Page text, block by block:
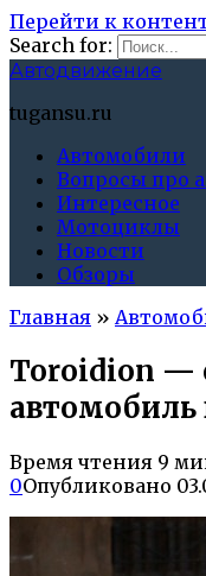
Перейти к
Search for:
Автодвижение
tugansu.ru
Автомобили
Вопросы про
Интересное
Мотоциклы
Новости
Обзоры
Главная »
Toroidion —
автомобиль
Время чтения 9
0Опубликовано